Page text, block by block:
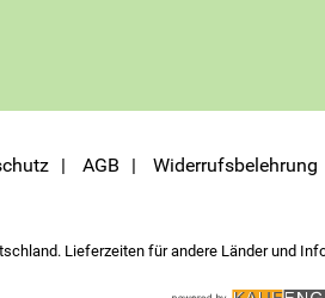
AGB Widerrufsbelehrung
Lieferzeiten für andere Länder und